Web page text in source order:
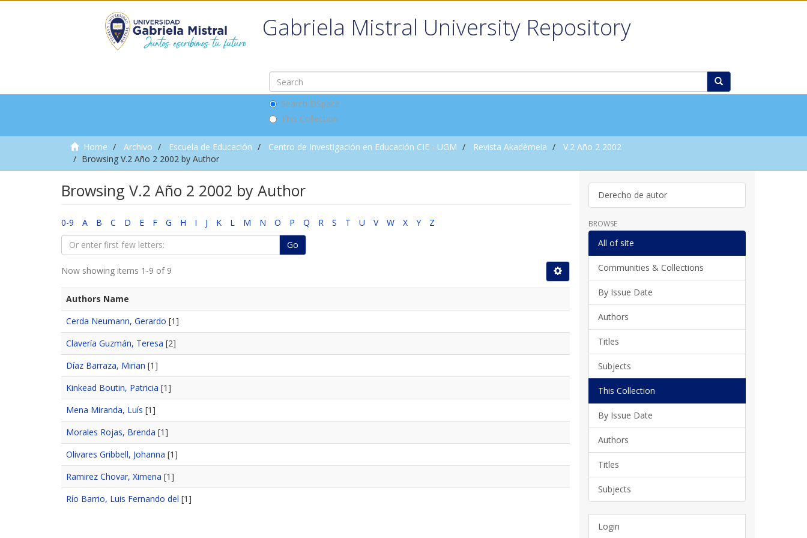
Gabriela Mistral University Repository
Search DSpace
This Collection
Home Archivo Escuela de Educación Centro de Investigación en Educación CIE - UGM Revista Akadèmeia
V.2 Año 2 2002
Browsing V.2 Año 2 2002 by Author
Browsing V.2 Año 2 2002 by Author
0-9 A B C D E F G H I J K L M N O P Q R S T U V W X Y
Z
Go
Now showing items 1-9 of 9
Authors Name
Cerda Neumann, Gerardo [1]
Clavería Guzmán, Teresa [2]
Díaz Barraza, Mirian [1]
Kinkead Boutin, Patricia [1]
Mena Miranda, Luís [1]
Morales Rojas, Brenda [1]
Olivares Gribbell, Johanna [1]
Ramirez Chovar, Ximena [1]
Río Barrio, Luis Fernando del [1]
Derecho de autor
BROWSE
All of site
Communities & Collections
By Issue Date
Authors
Titles
Subjects
This Collection
By Issue Date
Authors
Titles
Subjects
Login